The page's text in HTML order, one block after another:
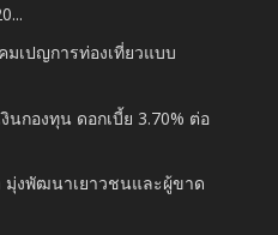
มเปญการท่องเที่ยวแบบ
นกองทุน ดอกเบี้ย 3.70% ต่อ
มุ่งพัฒนาเยาวชนและผู้ขาด